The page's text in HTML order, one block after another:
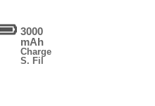
3000
mAh
Charge
S. Fil